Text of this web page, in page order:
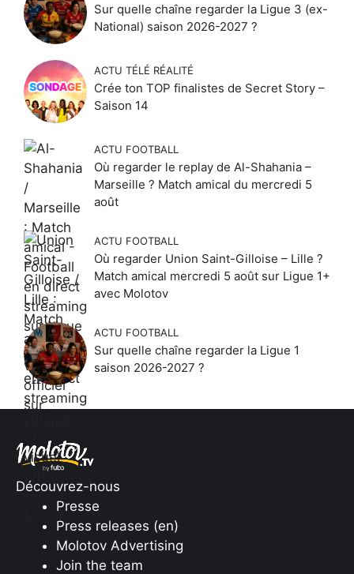
Sur quelle chaîne regarder la Ligue 3 (ex-
National) saison 2026-2027 ?
ACTU TÉLÉ RÉALITÉ
Crée ton TOP finalistes de Secret Story –
Saison 14
ACTU FOOTBALL
Où regarder le replay de Al-Shahania –
Marseille ? Match amical du mercredi 5
août
ACTU FOOTBALL
Où regarder Union Saint-Gilloise – Lille ?
Match amical mercredi 5 août sur Ligue 1+
avec Molotov
ACTU FOOTBALL
Sur quelle chaîne regarder la Ligue 1
saison 2026-2027 ?
Découvrez-nous
Presse
Press releases (en)
Molotov Advertising
Join the team